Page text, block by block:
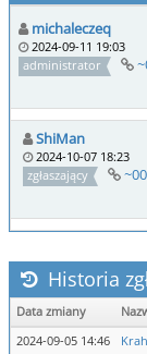
michaleczeq
2024-09-11 19:03
administrator
ShiMan
2024-10-07 18:23
zgłaszający
Historia
Data zmiany
2024-09-05 14:46